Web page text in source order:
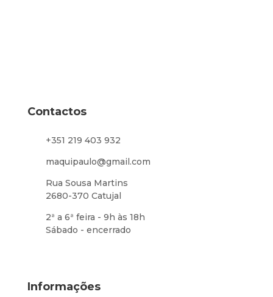
Contactos
+351 219 403 932
maquipaulo@gmail.com
Rua Sousa Martins
2680-370 Catujal
2ª a 6ª feira - 9h às 18h
Sábado - encerrado
Informações